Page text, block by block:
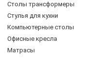
Cтолы трансформеры
Стулья для кухни
Компьютерные столы
Офисные кресла
Матрасы